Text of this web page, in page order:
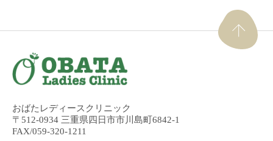
おばたレディースクリニック
〒512-0934 三重県四日市市川島町6842-1
FAX/059-320-1211